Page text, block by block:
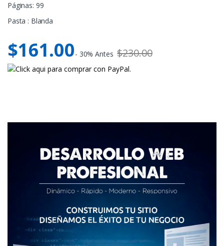
Páginas: 99
Pasta : Blanda
$161.00- 30% Antes $230.00